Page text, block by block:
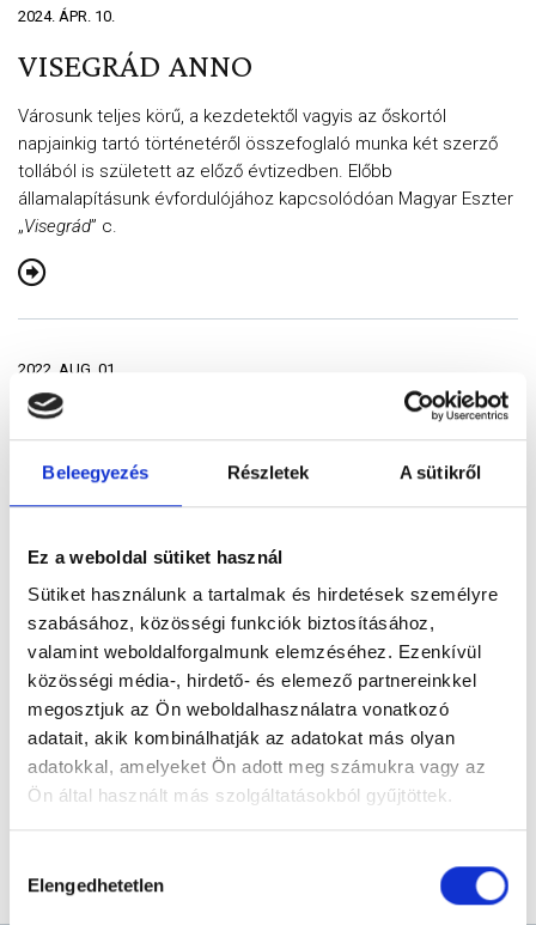
Beleegyezés Részletek A sütikről
Ez a weboldal sütiket használ
Sütiket használunk a tartalmak és hirdetések személyre
szabásához, közösségi funkciók biztosításához,
valamint weboldalforgalmunk elemzéséhez. Ezenkívül
közösségi média-, hirdető- és elemező partnereinkkel
megosztjuk az Ön weboldalhasználatra vonatkozó
adatait, akik kombinálhatják az adatokat más olyan
adatokkal, amelyeket Ön adott meg számukra vagy az
Ön által használt más szolgáltatásokból gyűjtöttek.
kiválasztása
Elengedhetetlen
2024. ÁPR. 10.
VISEGRÁD ANNO
Városunk teljes körű, a kezdetektől vagyis az őskortól
napjainkig tartó történetéről összefoglaló munka két szerző
tollából is született az előző évtizedben. Előbb
államalapításunk évfordulójához kapcsolódóan Magyar Eszter
„Visegrád” c.
2022. AUG. 01.
VÁROSTÖRTÉNET RÖVIDEN
Visegrád kedvező adottságai és kulcsfontosságú stratégiai
KÖZÉLET, TUDOMÁNY
Görgei Artúr, "a tiprott hős" - válogatás a 2016. és 2018. évi
Görgei-konferenciák előadásaiból